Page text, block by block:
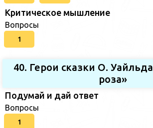
Критическое мышление
Вопросы
1
40. Герои сказки О.
роза»
Подумай и дай ответ
Вопросы
1